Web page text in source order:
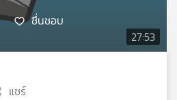
27:53
ชื่นชอบ
แชร์